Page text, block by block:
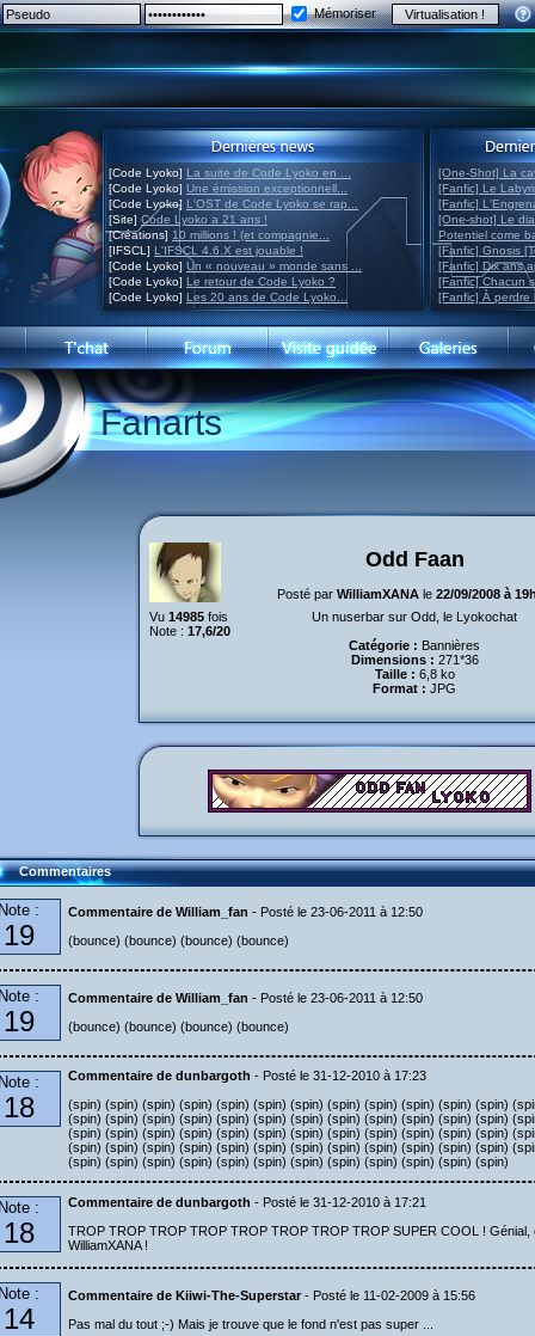
Mémoriser
[Code Lyoko] La suite de Code Lyoko en ...
[Code Lyoko] Une émission exceptionnell...
[Code Lyoko] L'OST de Code Lyoko se rap...
[Site] Code Lyoko a 21 ans !
[Créations] 10 millions ! (et compagnie...
[IFSCL] L'IFSCL 4.6.X est jouable !
[Code Lyoko] Un « nouveau » monde sans ...
[Code Lyoko] Le retour de Code Lyoko ?
[Code Lyoko] Les 20 ans de Code Lyoko...
[One-Shot] La
[Fanfic] Le
[Fanfic]
[One-shot] Le
Potentiel come
[Fanfic] Gnosis
[Fanfic] Dix ans
[Fanfic] Chacun
[Fanfic] À perdre
Fanarts
Odd Faan
Posté par WilliamXANA le 22/09/2008 à
Vu 14985fois
Note : 17,6/20
Un nuserbar sur Odd, le Lyokochat
Catégorie : Bannières
Dimensions : 271*36
Taille : 6,8 ko
Format : JPG
Commentaires
Note :
19
Commentaire de William_fan - Posté le 23-06-2011 à 12:50
(bounce) (bounce) (bounce) (bounce)
Note :
19
Commentaire de William_fan - Posté le 23-06-2011 à 12:50
(bounce) (bounce) (bounce) (bounce)
Note :
18
Commentaire de dunbargoth - Posté le 31-12-2010 à 17:23
(spin) (spin) (spin) (spin) (spin) (spin) (spin) (spin) (spin) (spin) (spin) (spin)
(spin) (spin) (spin) (spin) (spin) (spin) (spin) (spin) (spin) (spin) (spin) (spin)
(spin) (spin) (spin) (spin) (spin) (spin) (spin) (spin) (spin) (spin) (spin) (spin)
(spin) (spin) (spin) (spin) (spin) (spin) (spin) (spin) (spin) (spin) (spin) (spin)
(spin) (spin) (spin) (spin) (spin) (spin) (spin) (spin) (spin) (spin) (spin) (spin)
Note :
18
Commentaire de dunbargoth - Posté le 31-12-2010 à 17:21
TROP TROP TROP TROP TROP TROP TROP TROP SUPER COOL !
WilliamXANA !
Note :
14
Commentaire de Kiiwi-The-Superstar - Posté le 11-02-2009 à 15:56
Pas mal du tout ;-) Mais je trouve que le fond n'est pas super ...